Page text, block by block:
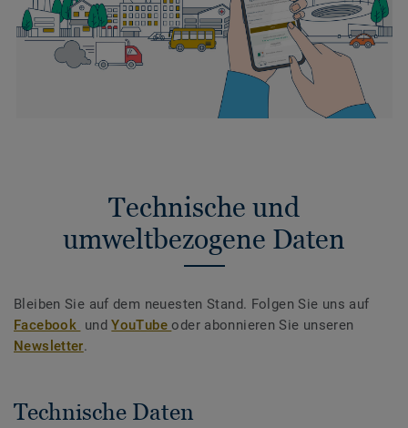
Technische und
umweltbezogene Daten
Bleiben Sie auf dem neuesten Stand. Folgen Sie uns auf
Facebook undYouTubeoder abonnieren Sie unseren
Newsletter.
Technische Daten